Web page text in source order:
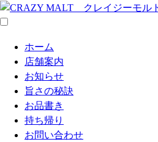
ホーム
店舗案内
お知らせ
旨さの秘訣
お品書き
持ち帰り
お問い合わせ